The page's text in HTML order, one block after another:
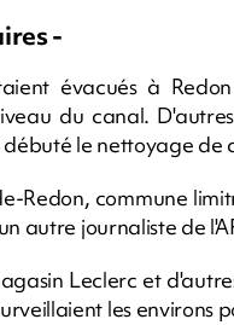
-
évacués à
du canal.
le nettoyage de
Redon, commune
autre journaliste de
Leclerc et
les environs